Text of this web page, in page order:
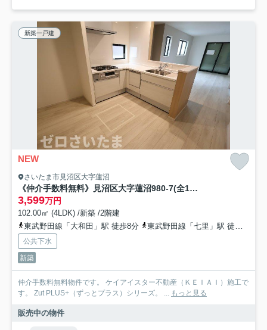
新築一戸建
NEW
さいたま市見沼区大字蓮沼
《仲介手数料無料》見沼区大字蓮沼980-7(全1戸)新築一戸建てずっとプラス
3,599万円
102.00㎡ (4LDK) /新築 /2階建
東武野田線「大和田」駅 徒歩8分
東武野田線「七里」駅 徒歩17分
公共下水
新築
仲介手数料無料物件です。 ケイアイスター不動産（ＫＥＩＡＩ）施工で
す。 Zut PLUS+（ずっとプラス）シリーズ。 ... もっと見る
販売中の物件